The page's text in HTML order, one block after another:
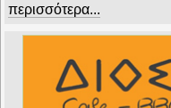
περισσότερα...